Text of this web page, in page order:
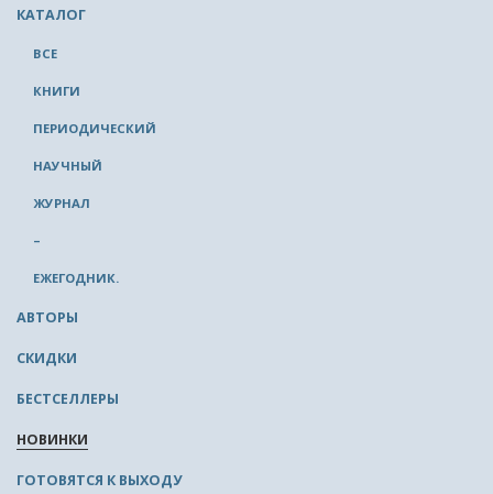
КАТАЛОГ
ВСЕ
КНИГИ
ПЕРИОДИЧЕСКИЙ
НАУЧНЫЙ
ЖУРНАЛ
–
ЕЖЕГОДНИК.
АВТОРЫ
СКИДКИ
БЕСТСЕЛЛЕРЫ
НОВИНКИ
ГОТОВЯТСЯ К ВЫХОДУ